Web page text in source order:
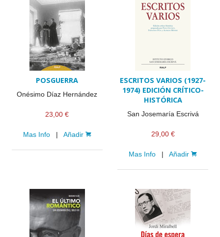
POSGUERRA
Onésimo Díaz Hernández
23,00 €
Mas Info| Añadir
ESCRITOS VARIOS (1927-
1974) EDICIÓN CRÍTICO-
HISTÓRICA
San Josemaría Escrivá
29,00 €
Mas Info |Añadir